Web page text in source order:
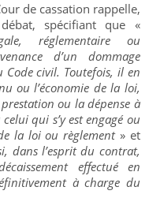
de cassation rappelle,
spécifiant que «
réglementaire ou
d’un dommage
Code civil. Toutefois, il en
ou l’économie de la loi,
ou la dépense à
qui s’y est engagé ou
la loi ou règlement» et
dans l’esprit du contrat,
effectué en
à charge du